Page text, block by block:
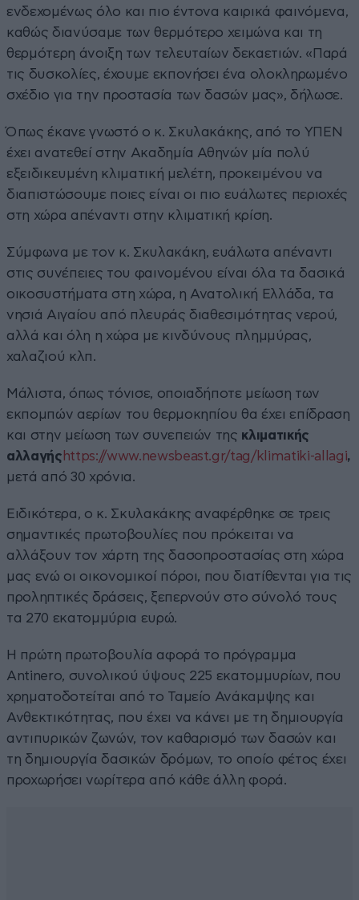
ενδεχομένως όλο και πιο έντονα καιρικά φαινόμενα,
καθώς διανύσαμε των θερμότερο χειμώνα και τη
θερμότερη άνοιξη των τελευταίων δεκαετιών. «Παρά
τις δυσκολίες, έχουμε εκπονήσει ένα ολοκληρωμένο
σχέδιο για την προστασία των δασών μας», δήλωσε.
Όπως έκανε γνωστό ο κ. Σκυλακάκης, από το ΥΠΕΝ
έχει ανατεθεί στην Ακαδημία Αθηνών μία πολύ
εξειδικευμένη κλιματική μελέτη, προκειμένου να
διαπιστώσουμε ποιες είναι οι πιο ευάλωτες περιοχές
στη χώρα απέναντι στην κλιματική κρίση.
Σύμφωνα με τον κ. Σκυλακάκη, ευάλωτα απέναντι
στις συνέπειες του φαινομένου είναι όλα τα δασικά
οικοσυστήματα στη χώρα, η Ανατολική Ελλάδα, τα
νησιά Αιγαίου από πλευράς διαθεσιμότητας νερού,
αλλά και όλη η χώρα με κινδύνους πλημμύρας,
χαλαζιού κλπ.
Μάλιστα, όπως τόνισε, οποιαδήποτε μείωση των
εκπομπών αερίων του θερμοκηπίου θα έχει επίδραση
και στην μείωση των συνεπειών της κλιματικής
αλλαγής https://www.newsbeast.gr/tag/klimatiki-allagi,
μετά από 30 χρόνια.
Ειδικότερα, ο κ. Σκυλακάκης αναφέρθηκε σε τρεις
σημαντικές πρωτοβουλίες που πρόκειται να
αλλάξουν τον χάρτη της δασοπροστασίας στη χώρα
μας ενώ οι οικονομικοί πόροι, που διατίθενται για τις
προληπτικές δράσεις, ξεπερνούν στο σύνολό τους
τα 270 εκατομμύρια ευρώ.
Η πρώτη πρωτοβουλία αφορά το πρόγραμμα
Antinero, συνολικού ύψους 225 εκατομμυρίων, που
χρηματοδοτείται από το Ταμείο Ανάκαμψης και
Ανθεκτικότητας, που έχει να κάνει με τη δημιουργία
αντιπυρικών ζωνών, τον καθαρισμό των δασών και
τη δημιουργία δασικών δρόμων, το οποίο φέτος έχει
προχωρήσει νωρίτερα από κάθε άλλη φορά.